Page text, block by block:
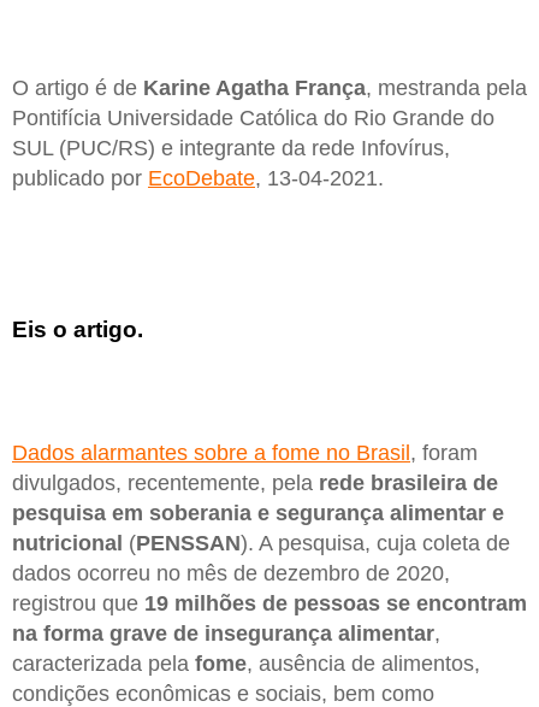
O artigo é de Karine Agatha França, mestranda pela
Pontifícia Universidade Católica do Rio Grande do
SUL (PUC/RS) e integrante da rede Infovírus,
publicado por EcoDebate, 13-04-2021.
Eis o artigo.
Dados alarmantes sobre a fome no Brasil, foram
divulgados, recentemente, pela rede brasileira de
pesquisa em soberania e segurança alimentar e
nutricional (PENSSAN). A pesquisa, cuja coleta de
dados ocorreu no mês de dezembro de 2020,
registrou que 19 milhões de pessoas se encontram
na forma grave de insegurança alimentar,
caracterizada pela fome, ausência de alimentos,
condições econômicas e sociais, bem como